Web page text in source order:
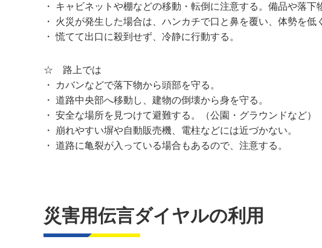
・ キャビネットや棚などの移動・転倒に注意する。備品や落下
・ 火災が発生した場合は、ハンカチで口と鼻を覆い、体勢を低
・ 慌てて出口に殺到せず、冷静に行動する。
☆ 路上では
・ カバンなどで落下物から頭部を守る。
・ 道路中央部へ移動し、建物の倒壊から身を守る。
・ 安全な場所を見つけて避難する。（公園・グラウンドなど）
・ 崩れやすい塀や自動販売機、電柱などには近づかない。
・ 道路に亀裂が入っている場合もあるので、注意する。
災害用伝言ダイヤルの利用